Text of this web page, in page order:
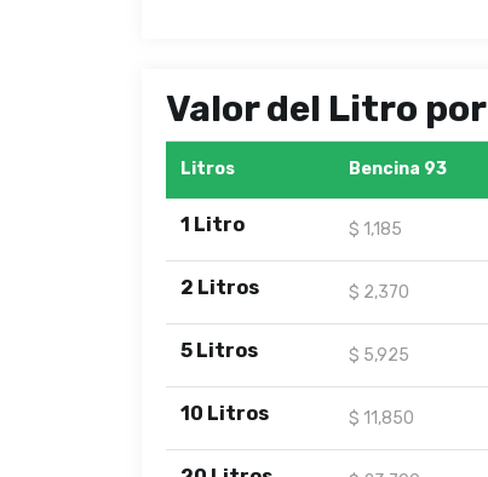
Valor del Litro
Litros Bencina 93
1 Litro $ 1,185
2 Litros $ 2,370
5 Litros $ 5,925
10 Litros $ 11,850